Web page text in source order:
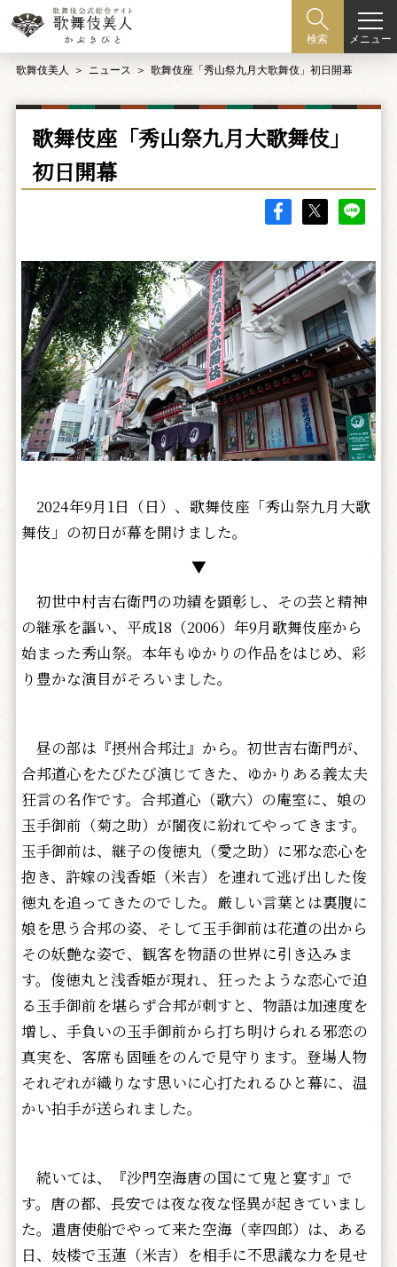
検索 メニュー
歌舞伎美人 ニュース 歌舞伎座「秀山祭九月大歌舞伎」初日開幕
歌舞伎座「秀山祭九月大歌舞伎」
初日開幕
2024年9月1日（日）、歌舞伎座「秀山祭九月大歌
舞伎」の初日が幕を開けました。
▼
初世中村吉右衛門の功績を顕彰し、その芸と精神
の継承を謳い、平成18（2006）年9月歌舞伎座から
始まった秀山祭。本年もゆかりの作品をはじめ、彩
り豊かな演目がそろいました。
昼の部は『摂州合邦辻』から。初世吉右衛門が、
合邦道心をたびたび演じてきた、ゆかりある義太夫
狂言の名作です。合邦道心（歌六）の庵室に、娘の
玉手御前（菊之助）が闇夜に紛れてやってきます。
玉手御前は、継子の俊徳丸（愛之助）に邪な恋心を
抱き、許嫁の浅香姫（米吉）を連れて逃げ出した俊
徳丸を追ってきたのでした。厳しい言葉とは裏腹に
娘を思う合邦の姿、そして玉手御前は花道の出から
その妖艶な姿で、観客を物語の世界に引き込みま
す。俊徳丸と浅香姫が現れ、狂ったような恋心で迫
る玉手御前を堪らず合邦が刺すと、物語は加速度を
増し、手負いの玉手御前から打ち明けられる邪恋の
真実を、客席も固唾をのんで見守ります。登場人物
それぞれが織りなす思いに心打たれるひと幕に、温
かい拍手が送られました。
続いては、『沙門空海唐の国にて鬼と宴す』で
す。唐の都、長安では夜な夜な怪異が起きていまし
た。遣唐使船でやって来た空海（幸四郎）は、ある
日、妓楼で玉蓮（米吉）を相手に不思議な力を見せ